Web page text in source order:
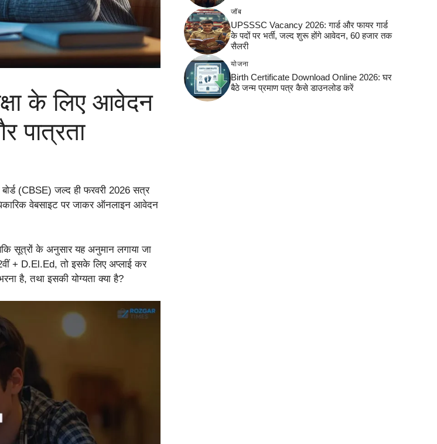
के लिए आवेदन
पात्रता
(CBSE) जल्द ही फरवरी 2026 सत्र
वेबसाइट पर जाकर ऑनलाइन आवेदन
सूत्रों के अनुसार यह अनुमान लगाया जा
+ D.El.Ed, तो इसके लिए अप्लाई कर
है, तथा इसकी योग्यता क्या है?
जॉब
UPSSSC Vacancy 2026: गार्ड और फायर गार्ड
के पदों पर भर्ती, जल्द शुरू होंगे आवेदन, 60 हजार तक
सैलरी
योजना
Birth Certificate Download Online 2026: घर
बैठे जन्म प्रमाण पत्र कैसे डाउनलोड करें